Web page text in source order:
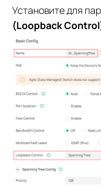
Установите для
(Loopback